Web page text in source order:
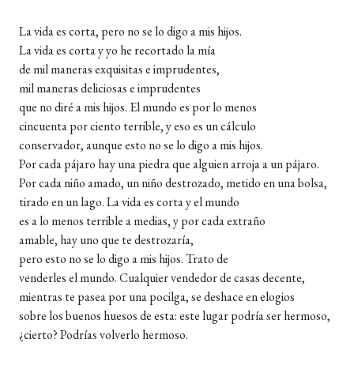
La vida es corta, pero no se lo digo a mis hijos.
La vida es corta y yo he recortado la mía
de mil maneras exquisitas e imprudentes,
mil maneras deliciosas e imprudentes
que no diré a mis hijos. El mundo es por lo menos
cincuenta por ciento terrible, y eso es un cálculo
conservador, aunque esto no se lo digo a mis hijos.
Por cada pájaro hay una piedra que alguien arroja a un pájaro.
Por cada niño amado, un niño destrozado, metido en una bolsa,
tirado en un lago. La vida es corta y el mundo
es a lo menos terrible a medias, y por cada extraño
amable, hay uno que te destrozaría,
pero esto no se lo digo a mis hijos. Trato de
venderles el mundo. Cualquier vendedor de casas decente,
mientras te pasea por una pocilga, se deshace en elogios
sobre los buenos huesos de esta: este lugar podría ser hermoso,
¿cierto? Podrías volverlo hermoso.